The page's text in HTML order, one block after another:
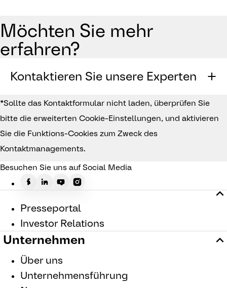
Möchten Sie mehr
erfahren?
Kontaktieren Sie unsere Experten
*Sollte das Kontaktformular nicht laden, überprüfen Sie
bitte die erweiterten Cookie-Einstellungen, und aktivieren
Sie die Funktions-Cookies zum Zweck des
Kontaktmanagements.
Besuchen Sie uns auf Social Media
Presseportal
Investor Relations
Unternehmen
Über uns
Unternehmensführung